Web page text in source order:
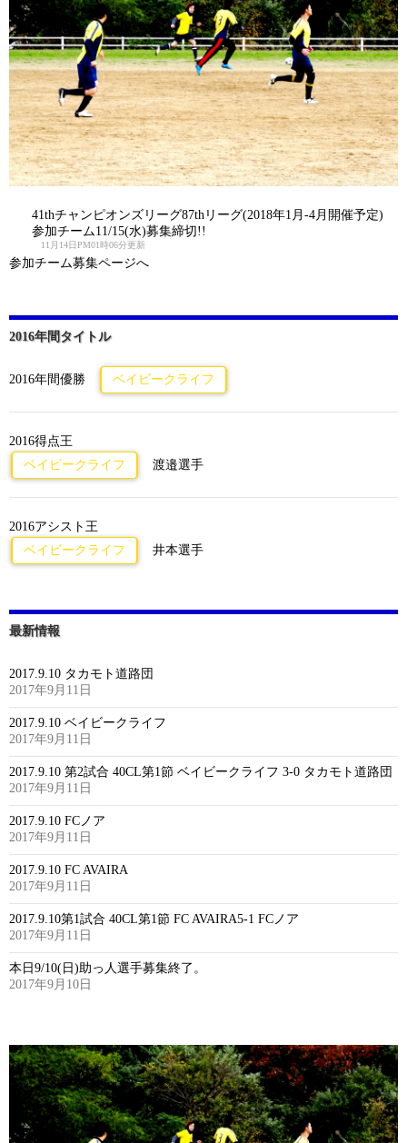
41thチャンピオンズリーグ87thリーグ(2018年1月-4月開催予定)
参加チーム11/15(水)募集締切!!
11月14日PM01時06分更新
参加チーム募集ページへ
2016年間タイトル
2016年間優勝 ベイビークライフ
2016得点王
ベイビークライフ
渡邉選手
2016アシスト王
ベイビークライフ
井本選手
最新情報
2017.9.10 タカモト道路団
2017年9月11日
2017.9.10 ベイビークライフ
2017年9月11日
2017.9.10 第2試合 40CL第1節 ベイビークライフ 3-0 タカモト道路団
2017年9月11日
2017.9.10 FCノア
2017年9月11日
2017.9.10 FC AVAIRA
2017年9月11日
2017.9.10第1試合 40CL第1節 FC AVAIRA5-1 FCノア
2017年9月11日
本日9/10(日)助っ人選手募集終了。
2017年9月10日